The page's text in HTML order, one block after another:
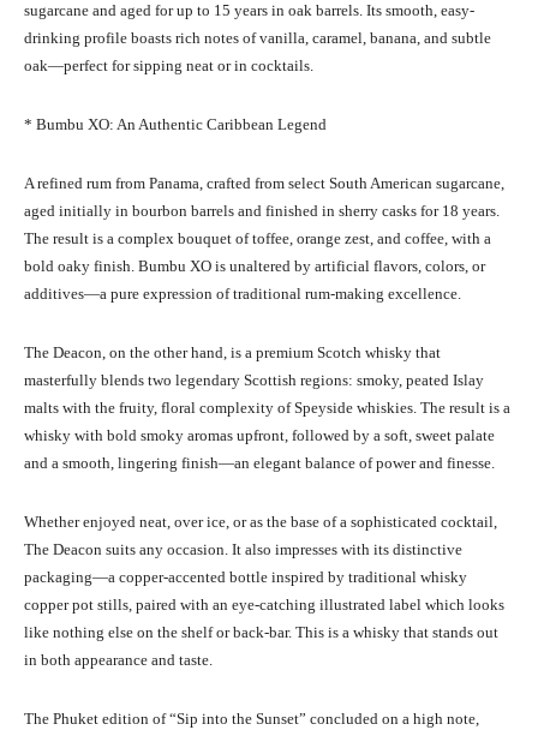
sugarcane and aged for up to 15 years in oak barrels. Its smooth, easy-
drinking profile boasts rich notes of vanilla, caramel, banana, and subtle
oak—perfect for sipping neat or in cocktails.
* Bumbu XO: An Authentic Caribbean Legend
A refined rum from Panama, crafted from select South American sugarcane,
aged initially in bourbon barrels and finished in sherry casks for 18 years.
The result is a complex bouquet of toffee, orange zest, and coffee, with a
bold oaky finish. Bumbu XO is unaltered by artificial flavors, colors, or
additives—a pure expression of traditional rum-making excellence.
The Deacon, on the other hand, is a premium Scotch whisky that
masterfully blends two legendary Scottish regions: smoky, peated Islay
malts with the fruity, floral complexity of Speyside whiskies. The result is a
whisky with bold smoky aromas upfront, followed by a soft, sweet palate
and a smooth, lingering finish—an elegant balance of power and finesse.
Whether enjoyed neat, over ice, or as the base of a sophisticated cocktail,
The Deacon suits any occasion. It also impresses with its distinctive
packaging—a copper-accented bottle inspired by traditional whisky
copper pot stills, paired with an eye-catching illustrated label which looks
like nothing else on the shelf or back-bar. This is a whisky that stands out
in both appearance and taste.
The Phuket edition of “Sip into the Sunset” concluded on a high note,